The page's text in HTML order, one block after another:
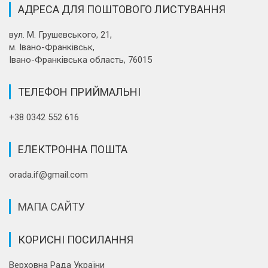
АДРЕСА ДЛЯ ПОШТОВОГО ЛИСТУВАННЯ
вул. М. Грушевського, 21,
м. Івано-Франківськ,
Івано-Франківська область, 76015
ТЕЛЕФОН ПРИЙМАЛЬНІ
+38 0342 552 616
ЕЛЕКТРОННА ПОШТА
orada.if@gmail.com
МАПА САЙТУ
КОРИСНІ ПОСИЛАННЯ
Верховна Рада України